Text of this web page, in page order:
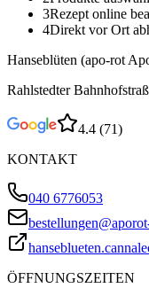
3Rezept online
4Direkt vor Ort
Hanseblüten (apo-rot
Rahlstedter
4.4 (71)
KONTAKT
040 6776053
ÖFFNUNGSZEITEN